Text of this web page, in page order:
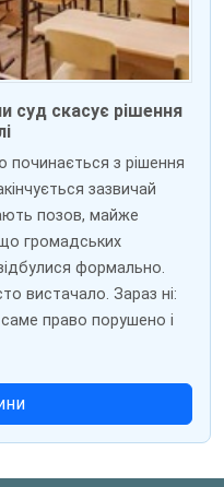
суд скасує рішення
починається з рішення
зазвичай
позов, майже
громадських
формально.
вистачало. Зараз ні:
право порушено і